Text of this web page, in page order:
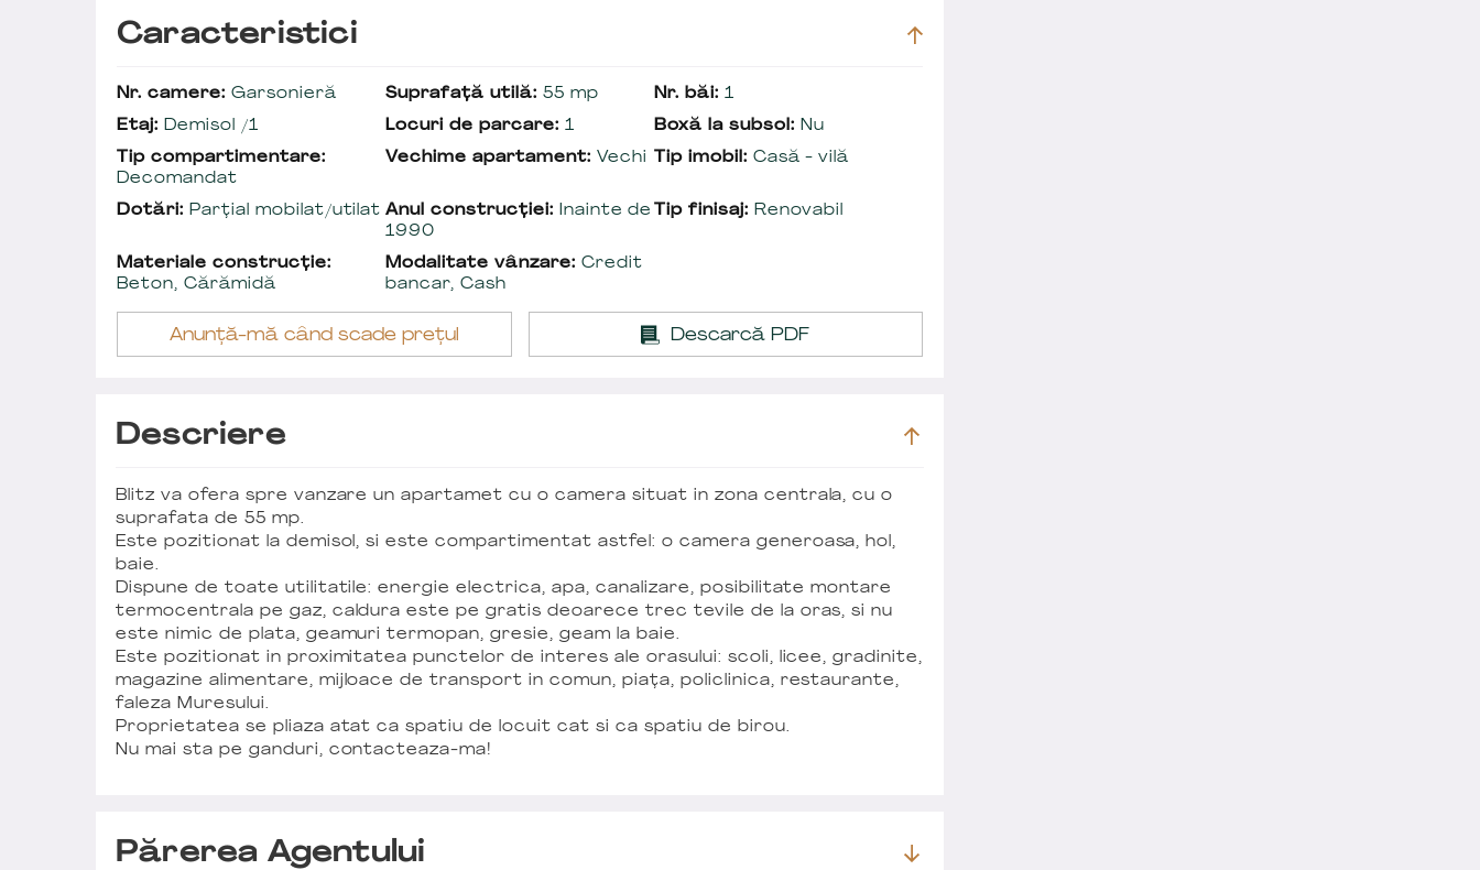
Caracteristici
Nr. camere: Garsonieră Suprafață utilă: 55 mp Nr. băi: 1
Etaj: Demisol /1 Locuri de parcare: 1 Boxă la subsol: Nu
Tip compartimentare:
Decomandat
Vechime apartament: Vechi Tip imobil: Casă - vilă
Dotări: Parțial mobilat/utilat Anul construcției: Inainte de
1990
Tip finisaj: Renovabil
Materiale construcție:
Beton, Cărămidă
Modalitate vânzare: Credit
bancar, Cash
Anunță-mă când scade prețul Descarcă PDF
Descriere
Blitz va ofera spre vanzare un apartamet cu o camera situat in zona centrala, cu o
suprafata de 55 mp.
Este pozitionat la demisol, si este compartimentat astfel: o camera generoasa, hol,
baie.
Dispune de toate utilitatile: energie electrica, apa, canalizare, posibilitate montare
termocentrala pe gaz, caldura este pe gratis deoarece trec tevile de la oras, si nu
este nimic de plata, geamuri termopan, gresie, geam la baie.
Este pozitionat in proximitatea punctelor de interes ale orasului: scoli, licee, gradinite,
magazine alimentare, mijloace de transport in comun, piața, policlinica, restaurante,
faleza Muresului.
Proprietatea se pliaza atat ca spatiu de locuit cat si ca spatiu de birou.
Nu mai sta pe ganduri, contacteaza-ma!
Părerea Agentului